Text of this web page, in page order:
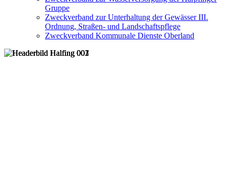
Gruppe
Zweckverband zur Unterhaltung der Gewässer III.
Ordnung, Straßen- und Landschaftspflege
Zweckverband Kommunale Dienste Oberland